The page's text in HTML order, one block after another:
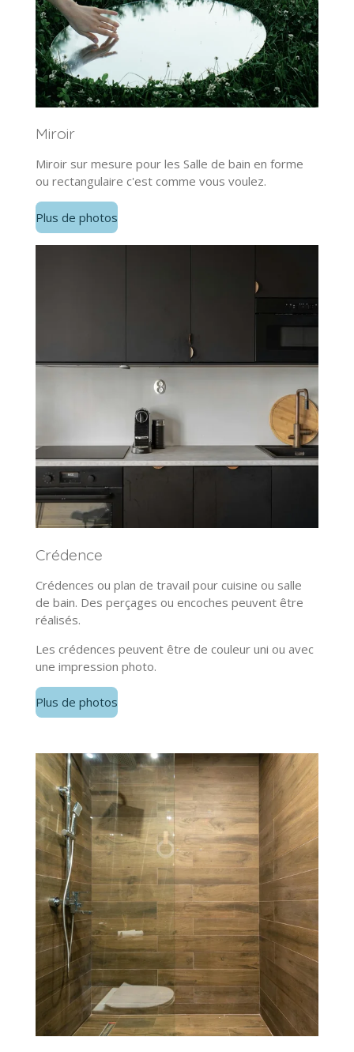
Miroir
Miroir sur mesure pour les Salle de bain en forme
ou rectangulaire c'est comme vous voulez.
Plus de photos
Crédence
Crédences ou plan de travail pour cuisine ou salle
de bain. Des perçages ou encoches peuvent être
réalisés.
Les crédences peuvent être de couleur uni ou avec
une impression photo.
Plus de photos